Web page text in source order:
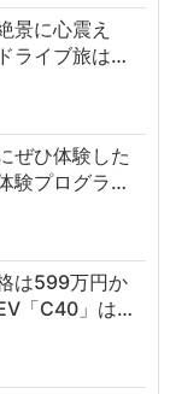
景に心震え
ライブ旅は…
ぜひ体験した
験プログラ…
は599万円か
「C40」は…